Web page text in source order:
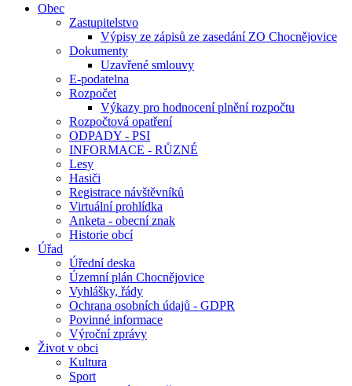
Obec
Zastupitelstvo
Výpisy ze zápisů ze zasedání ZO Chocnějovice
Dokumenty
Uzavřené smlouvy
E-podatelna
Rozpočet
Výkazy pro hodnocení plnění rozpočtu
Rozpočtová opatření
ODPADY - PSI
INFORMACE - RŮZNÉ
Lesy
Hasiči
Registrace návštěvníků
Virtuální prohlídka
Anketa - obecní znak
Historie obcí
Úřad
Úřední deska
Územní plán Chocnějovice
Vyhlášky, řády
Ochrana osobních údajů - GDPR
Povinné informace
Výroční zprávy
Život v obci
Kultura
Sport